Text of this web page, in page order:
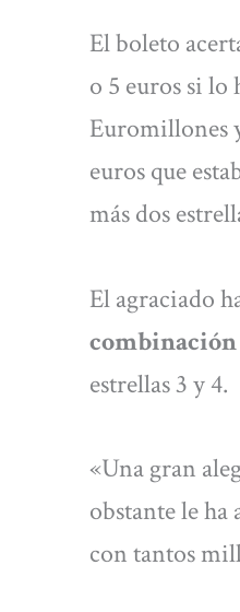
El boleto
o 5 euros si lo
Euromillones
euros que
más dos
El agraciado
combinación
estrellas 3 y 4.
«Una gran
obstante le ha
con tantos